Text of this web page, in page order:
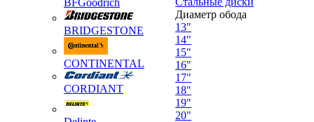
BRIDGESTONE
CONTINENTAL
CORDIANT
Диаметр обода
13"
14"
15"
16"
17"
18"
19"
20"